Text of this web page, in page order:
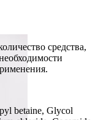
средства,
betaine, Glycol